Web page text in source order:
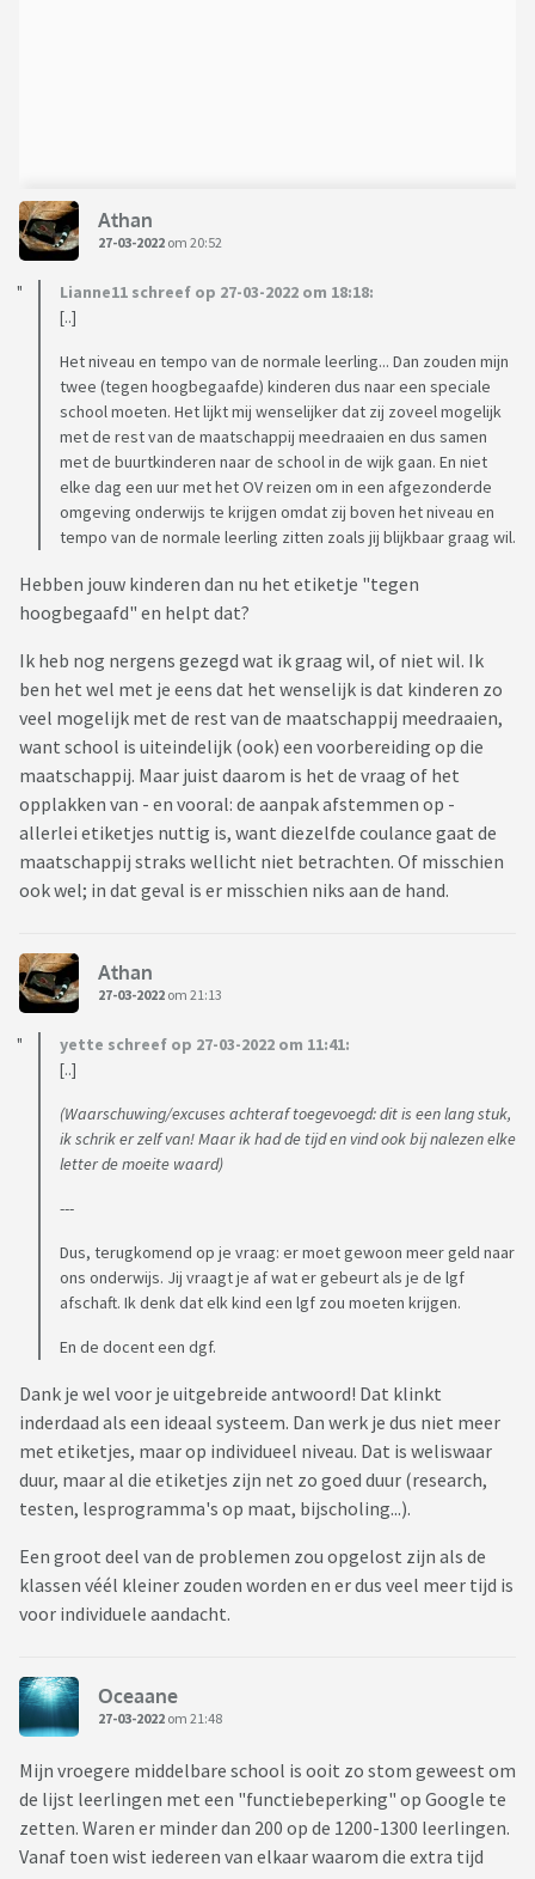
Athan
27-03-2022 om 20:52
Lianne11 schreef op 27-03-2022 om 18:18:
[..]
Het niveau en tempo van de normale leerling... Dan zouden mijn
twee (tegen hoogbegaafde) kinderen dus naar een speciale
school moeten. Het lijkt mij wenselijker dat zij zoveel mogelijk
met de rest van de maatschappij meedraaien en dus samen
met de buurtkinderen naar de school in de wijk gaan. En niet
elke dag een uur met het OV reizen om in een afgezonderde
omgeving onderwijs te krijgen omdat zij boven het niveau en
tempo van de normale leerling zitten zoals jij blijkbaar graag wil.
Hebben jouw kinderen dan nu het etiketje "tegen
hoogbegaafd" en helpt dat?
Ik heb nog nergens gezegd wat ik graag wil, of niet wil. Ik
ben het wel met je eens dat het wenselijk is dat kinderen zo
veel mogelijk met de rest van de maatschappij meedraaien,
want school is uiteindelijk (ook) een voorbereiding op die
maatschappij. Maar juist daarom is het de vraag of het
opplakken van - en vooral: de aanpak afstemmen op -
allerlei etiketjes nuttig is, want diezelfde coulance gaat de
maatschappij straks wellicht niet betrachten. Of misschien
ook wel; in dat geval is er misschien niks aan de hand.
Athan
27-03-2022 om 21:13
yette schreef op 27-03-2022 om 11:41:
[..]
(Waarschuwing/excuses achteraf toegevoegd: dit is een lang stuk,
ik schrik er zelf van! Maar ik had de tijd en vind ook bij nalezen elke
letter de moeite waard)
---
Dus, terugkomend op je vraag: er moet gewoon meer geld naar
ons onderwijs. Jij vraagt je af wat er gebeurt als je de lgf
afschaft. Ik denk dat elk kind een lgf zou moeten krijgen.
En de docent een dgf.
Dank je wel voor je uitgebreide antwoord! Dat klinkt
inderdaad als een ideaal systeem. Dan werk je dus niet meer
met etiketjes, maar op individueel niveau. Dat is weliswaar
duur, maar al die etiketjes zijn net zo goed duur (research,
testen, lesprogramma's op maat, bijscholing...).
Een groot deel van de problemen zou opgelost zijn als de
klassen véél kleiner zouden worden en er dus veel meer tijd is
voor individuele aandacht.
Oceaane
27-03-2022 om 21:48
Mijn vroegere middelbare school is ooit zo stom geweest om
de lijst leerlingen met een "functiebeperking" op Google te
zetten. Waren er minder dan 200 op de 1200-1300 leerlingen.
Vanaf toen wist iedereen van elkaar waarom die extra tijd